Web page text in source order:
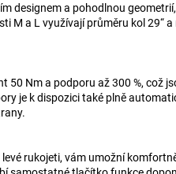
designem a pohodlnou
a L využívají průměru kol 29“
Nm a podporu až 300 %,
je k dispozici také plně
rukojeti, vám umožní